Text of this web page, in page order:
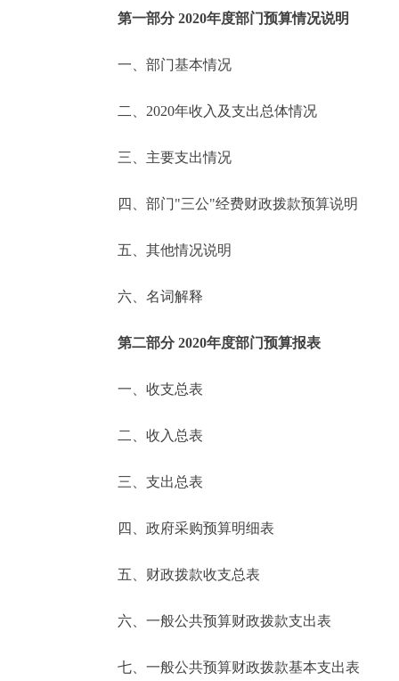
便民服务
中介服务
政民互动
12345网上接诉即办
参与调查
走进北京
北京概况
绿色北京
ENGLISH
第一部分 2020年度部门预算情况说明
一、部门基本情况
二、2020年收入及支出总体情况
三、主要支出情况
四、部门"三公"经费财政拨款预算说明
五、其他情况说明
六、名词解释
第二部分 2020年度部门预算报表
一、收支总表
二、收入总表
三、支出总表
四、政府采购预算明细表
五、财政拨款收支总表
六、一般公共预算财政拨款支出表
七、一般公共预算财政拨款基本支出表